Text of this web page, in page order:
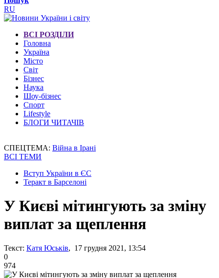
RU
ВСІ РОЗДІЛИ
Головна
Україна
Місто
Світ
Бізнес
Наука
Шоу-бізнес
Спорт
Lifestyle
БЛОГИ ЧИТАЧІВ
СПЕЦТЕМА: Війна в Ірані
ВСІ ТЕМИ
Вступ України в ЄС
Теракт в Барселоні
У Києві мітингують за зміну
виплат за щеплення
Текст: Катя Юськів, 17 грудня 2021, 13:54
0
974